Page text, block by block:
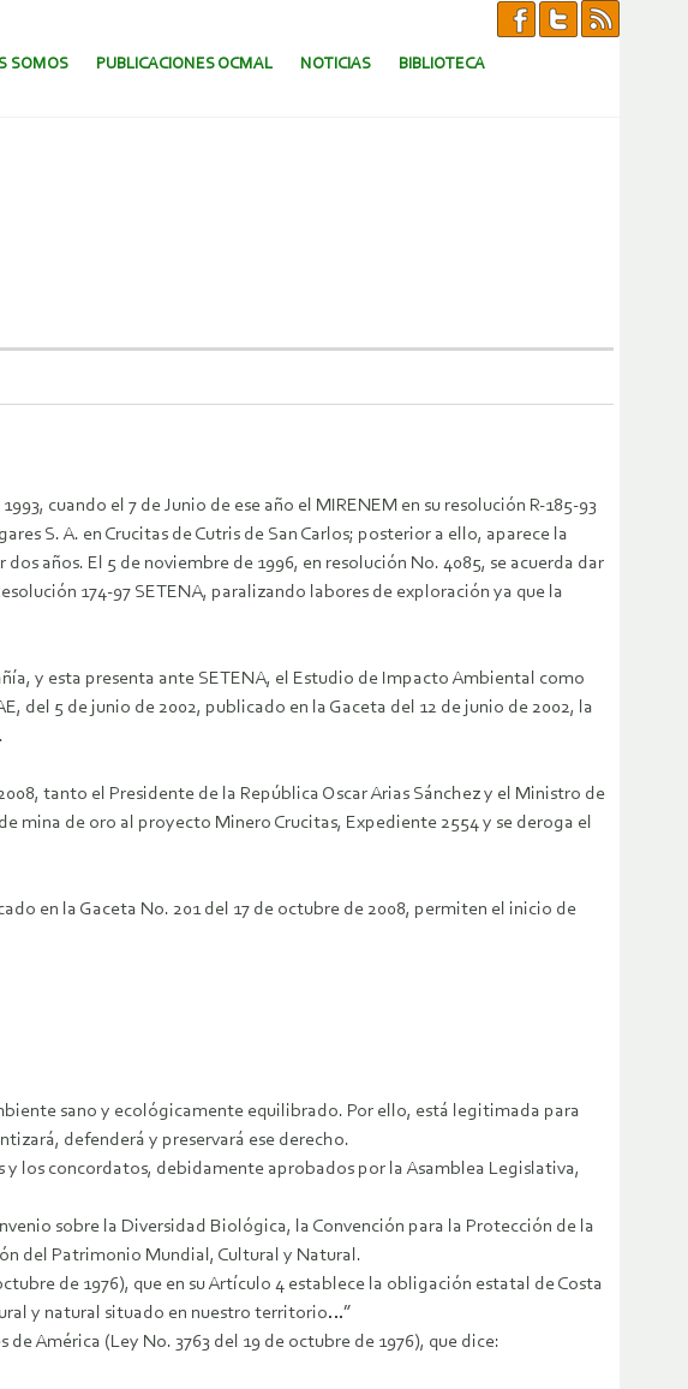
SOMOS PUBLICACIONES OCMAL NOTICIAS BIBLIOTECA
cuando el 7 de Junio de ese año el MIRENEM en su resolución R-185-93
S. A. en Crucitas de Cutris de San Carlos; posterior a ello, aparece la
dos años. El 5 de noviembre de 1996, en resolución No. 4085, se acuerda dar
174-97 SETENA, paralizando labores de exploración ya que la
y esta presenta ante SETENA, el Estudio de Impacto Ambiental como
del 5 de junio de 2002, publicado en la Gaceta del 12 de junio de 2002, la
tanto el Presidente de la República Oscar Arias Sánchez y el Ministro de
de oro al proyecto Minero Crucitas, Expediente 2554 y se deroga el
en la Gaceta No. 201 del 17 de octubre de 2008, permiten el inicio de
sano y ecológicamente equilibrado. Por ello, está legitimada para
defenderá y preservará ese derecho.
los concordatos, debidamente aprobados por la Asamblea Legislativa,
sobre la Diversidad Biológica, la Convención para la Protección de la
del Patrimonio Mundial, Cultural y Natural.
de 1976), que en su Artículo 4 establece la obligación estatal de Costa
y natural situado en nuestro territorio…”
América (Ley No. 3763 del 19 de octubre de 1976), que dice: